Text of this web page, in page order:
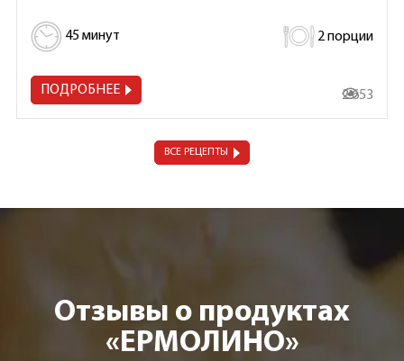
45 минут 2 порции
ПОДРОБНЕЕ 2 653
ВСЕ РЕЦЕПТЫ
Отзывы о продуктах
«ЕРМОЛИНО»